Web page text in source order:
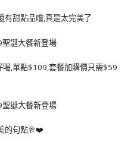
有甜點品嚐,真是太完美了
,單點$109,套餐加購價只需$59
的句點🥂❤️